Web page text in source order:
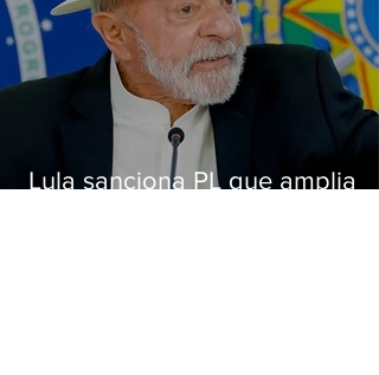
Lula sanciona PL que amplia